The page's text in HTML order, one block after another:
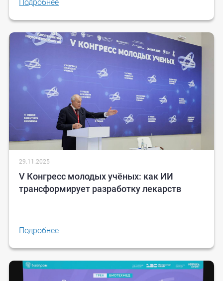
Подробнее
29.11.2025
V Конгресс молодых учёных: как ИИ
трансформирует разработку лекарств
Подробнее